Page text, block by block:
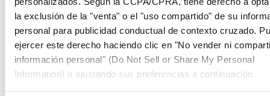
la exclusión de la "venta" o el "uso compartido" de su
personal para publicidad conductual de contexto cruzado.
ejercer este derecho haciendo clic en "No vender ni
información personal" (Do Not Sell or Share My Personal
Information) o ajustando sus preferencias a continuación.
See detailsGo to the 'AL-GHAZALI RIYADH'
AL-GHAZALI RIYADH
Riyadh
Arabia Saudí